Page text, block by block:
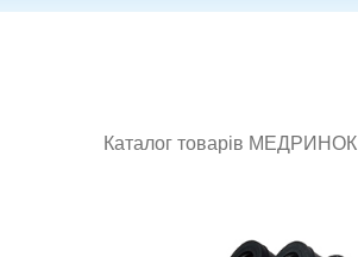
Каталог товарів МЕДРИНОК